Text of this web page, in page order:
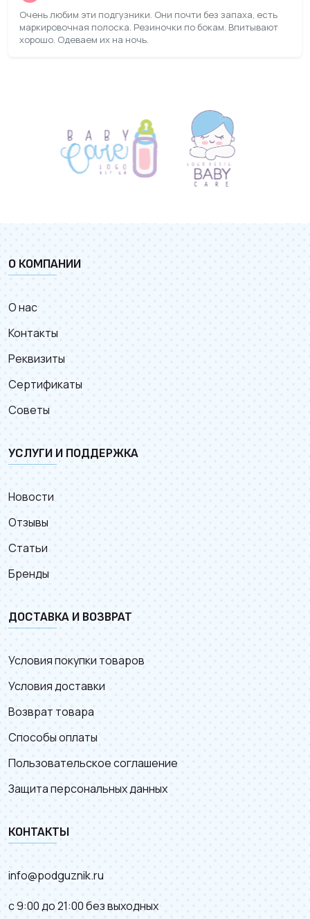
Очень любим эти подгузники. Они почти без запаха, есть
маркировочная полоска. Резиночки по бокам. Впитывают
хорошо. Одеваем их на ночь.
О КОМПАНИИ
О нас
Контакты
Реквизиты
Сертификаты
Советы
УСЛУГИ И ПОДДЕРЖКА
Новости
Отзывы
Статьи
Бренды
ДОСТАВКА И ВОЗВРАТ
Условия покупки товаров
Условия доставки
Возврат товара
Способы оплаты
Пользовательское соглашение
Защита персональных данных
КОНТАКТЫ
info@podguznik.ru
с 9:00 до 21:00 без выходных